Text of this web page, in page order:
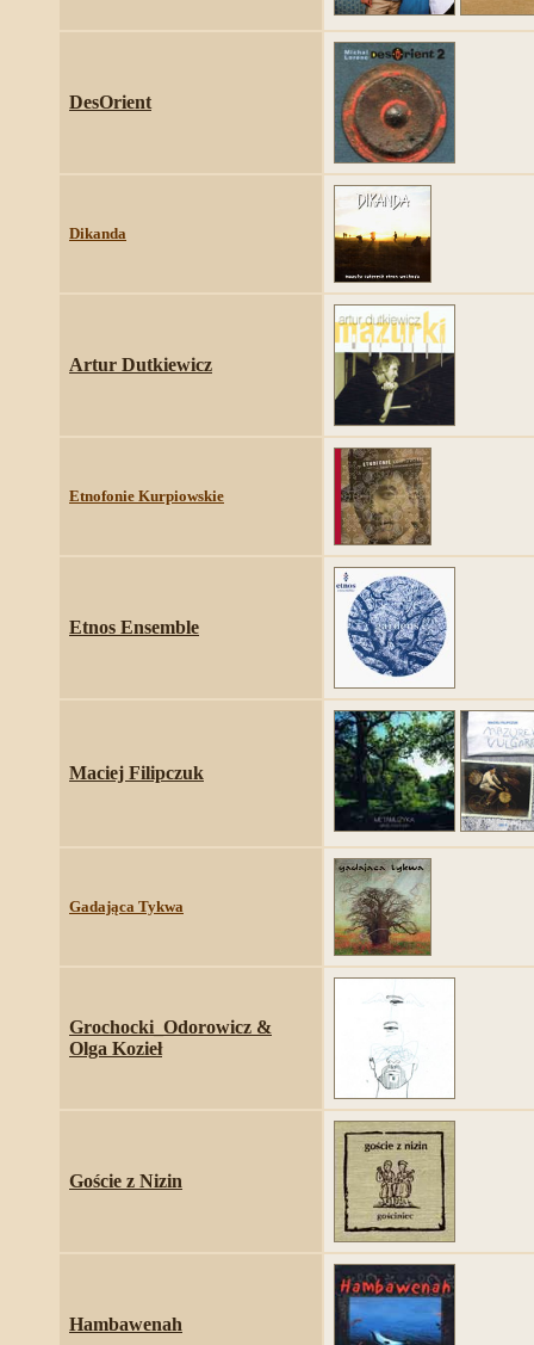
DesOrient
Dikanda
Artur Dutkiewicz
Etnofonie Kurpiowskie
Etnos Ensemble
Maciej Filipczuk
Gadająca Tykwa
Grochocki_Odorowicz &
Olga Kozieł
Goście z Nizin
Hambawenah